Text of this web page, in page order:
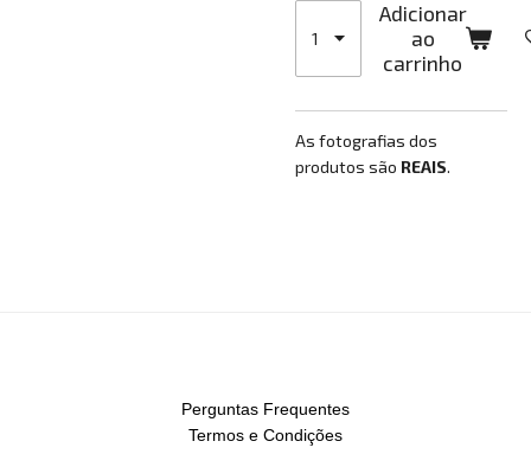
Adicionar
ao
carrinho
As fotografias dos
produtos são REAIS.
Perguntas Frequentes
Termos e Condições